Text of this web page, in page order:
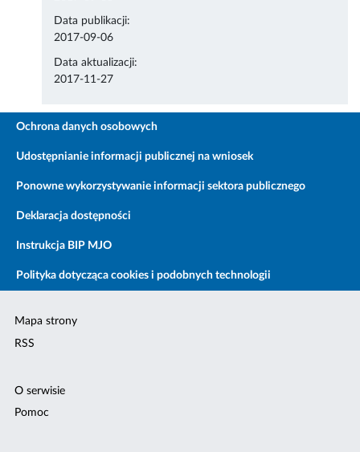
Data publikacji:
2017-09-06
Data aktualizacji:
2017-11-27
Ochrona danych osobowych
Udostępnianie informacji publicznej na wniosek
Ponowne wykorzystywanie informacji sektora publicznego
Deklaracja dostępności
Instrukcja BIP MJO
Polityka dotycząca cookies i podobnych technologii
Mapa strony
RSS
O serwisie
Pomoc